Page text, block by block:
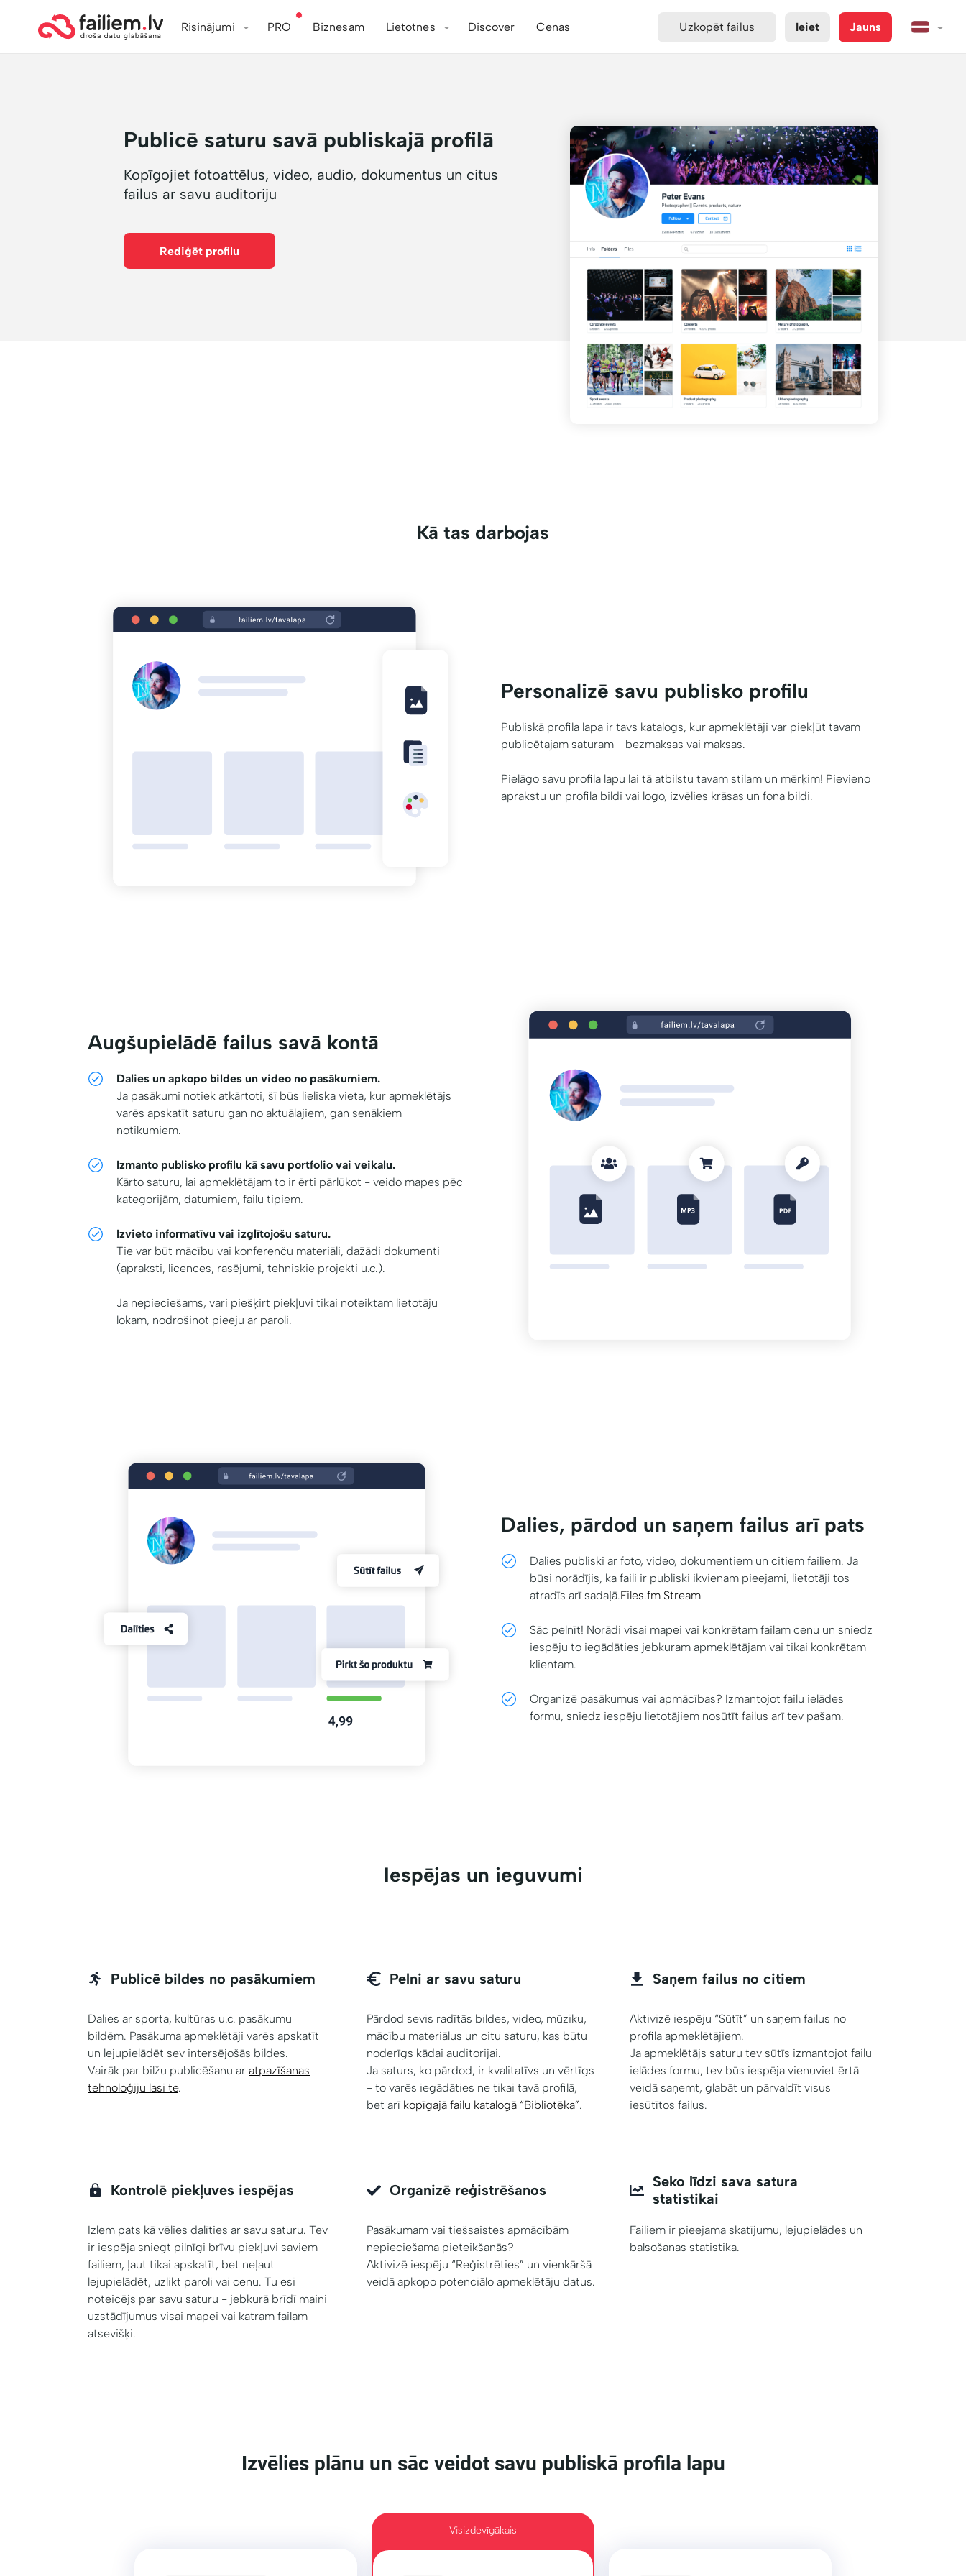
Risinājumi PRO Biznesam Lietotnes Discover Cenas Uzkopēt failus Ieiet Jauns
Publicē saturu savā publiskajā profilā
Kopīgojiet fotoattēlus, video, audio, dokumentus un citus
failus ar savu auditoriju
Rediģēt profilu
Kā tas darbojas
Personalizē savu publisko profilu
Publiskā profila lapa ir tavs katalogs, kur apmeklētāji var piekļūt tavam
publicētajam saturam - bezmaksas vai maksas.
Pielāgo savu profila lapu lai tā atbilstu tavam stilam un mērķim! Pievieno
aprakstu un profila bildi vai logo, izvēlies krāsas un fona bildi.
Augšupielādē failus savā kontā
Dalies un apkopo bildes un video no pasākumiem.
Ja pasākumi notiek atkārtoti, šī būs lieliska vieta, kur apmeklētājs
varēs apskatīt saturu gan no aktuālajiem, gan senākiem
notikumiem.
Izmanto publisko profilu kā savu portfolio vai veikalu.
Kārto saturu, lai apmeklētājam to ir ērti pārlūkot - veido mapes pēc
kategorijām, datumiem, failu tipiem.
Izvieto informatīvu vai izglītojošu saturu.
Tie var būt mācību vai konferenču materiāli, dažādi dokumenti
(apraksti, licences, rasējumi, tehniskie projekti u.c.).
Ja nepieciešams, vari piešķirt piekļuvi tikai noteiktam lietotāju
lokam, nodrošinot pieeju ar paroli.
Dalies, pārdod un saņem failus arī pats
Dalies publiski ar foto, video, dokumentiem un citiem failiem. Ja
būsi norādījis, ka faili ir publiski ikvienam pieejami, lietotāji tos
atradīs arī sadaļā.Files.fm Stream
Sāc pelnīt! Norādi visai mapei vai konkrētam failam cenu un sniedz
iespēju to iegādāties jebkuram apmeklētājam vai tikai konkrētam
klientam.
Organizē pasākumus vai apmācības? Izmantojot failu ielādes
formu, sniedz iespēju lietotājiem nosūtīt failus arī tev pašam.
Iespējas un ieguvumi
Publicē bildes no pasākumiem
Dalies ar sporta, kultūras u.c. pasākumu
bildēm. Pasākuma apmeklētāji varēs apskatīt
un lejupielādēt sev intersējošās bildes.
Vairāk par bilžu publicēšanu ar atpazīšanas
tehnoloģiju lasi te.
Pelni ar savu saturu
Pārdod sevis radītās bildes, video, mūziku,
mācību materiālus un citu saturu, kas būtu
noderīgs kādai auditorijai.
Ja saturs, ko pārdod, ir kvalitatīvs un vērtīgs
- to varēs iegādāties ne tikai tavā profilā,
bet arī kopīgajā failu katalogā “Bibliotēka”.
Saņem failus no citiem
Aktivizē iespēju “Sūtīt” un saņem failus no
profila apmeklētājiem.
Ja apmeklētājs saturu tev sūtīs izmantojot failu
ielādes formu, tev būs iespēja vienuviet ērtā
veidā saņemt, glabāt un pārvaldīt visus
iesūtītos failus.
Kontrolē piekļuves iespējas
Izlem pats kā vēlies dalīties ar savu saturu. Tev
ir iespēja sniegt pilnīgi brīvu piekļuvi saviem
failiem, ļaut tikai apskatīt, bet neļaut
lejupielādēt, uzlikt paroli vai cenu. Tu esi
noteicējs par savu saturu - jebkurā brīdī maini
uzstādījumus visai mapei vai katram failam
atsevišķi.
Organizē reģistrēšanos
Pasākumam vai tiešsaistes apmācībām
nepieciešama pieteikšanās?
Aktivizē iespēju “Reģistrēties” un vienkāršā
veidā apkopo potenciālo apmeklētāju datus.
Seko līdzi sava satura
statistikai
Failiem ir pieejama skatījumu, lejupielādes un
balsošanas statistika.
Izvēlies plānu un sāc veidot savu publiskā profila lapu
Visizdevīgākais